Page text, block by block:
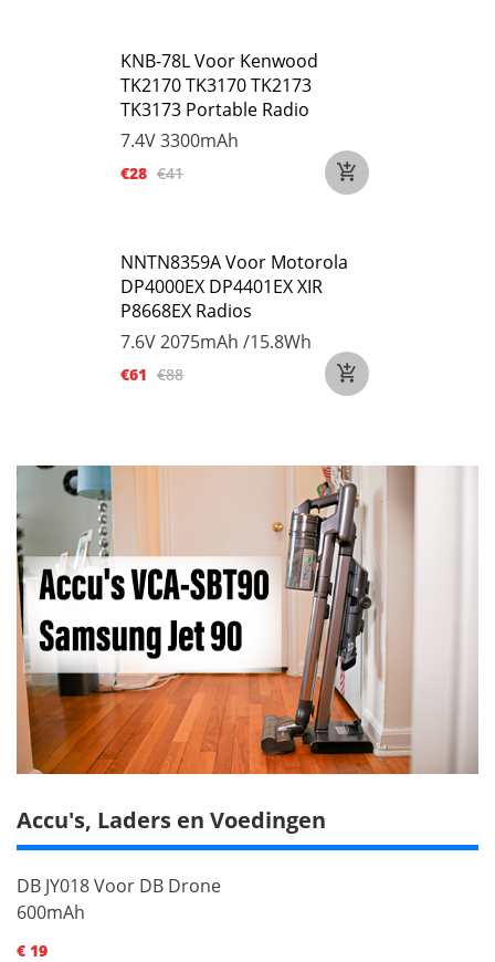
KNB-78L Voor Kenwood
TK2170 TK3170 TK2173
TK3173 Portable Radio
7.4V3300mAh
€28 €41
NNTN8359A Voor Motorola
DP4000EX DP4401EX XIR
P8668EX Radios
7.6V2075mAh /15.8Wh
€61 €88
Accu's, Laders en Voedingen
DB JY018 Voor DB Drone
600mAh
€ 19